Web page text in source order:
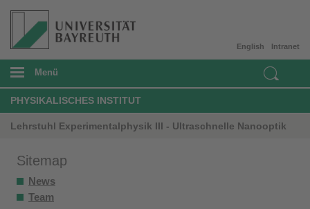
Intranet
English
Menü
PHYSIKALISCHES INSTITUT
Lehrstuhl Experimentalphysik III - Ultraschnelle Nanooptik
Sitemap
News
Team